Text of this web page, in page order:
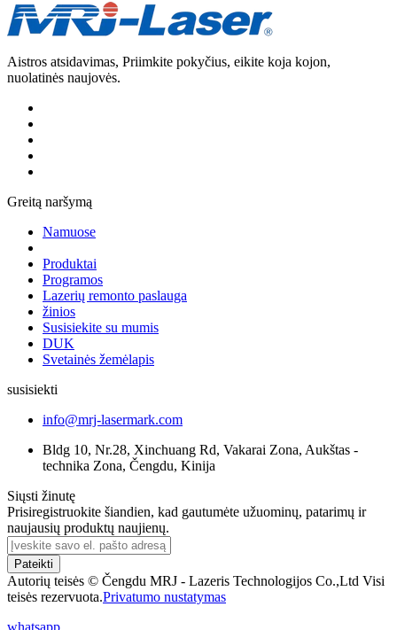
Aistros atsidavimas, Priimkite pokyčius, eikite koja kojon,
nuolatinės naujovės.
Greitą naršymą
Namuose
Produktai
Programos
Lazerių remonto paslauga
žinios
Susisiekite su mumis
DUK
Svetainės žemėlapis
susisiekti
info@mrj-lasermark.com
Bldg 10, Nr.28, Xinchuang Rd, Vakarai Zona, Aukštas -
technika Zona, Čengdu, Kinija
Siųsti žinutę
Prisiregistruokite šiandien, kad gautumėte užuominų, patarimų ir
naujausių produktų naujienų.
Pateikti
Autorių teisės © Čengdu MRJ - Lazeris Technologijos Co.,Ltd Visi
teisės rezervuota.Privatumo nustatymas
whatsapp